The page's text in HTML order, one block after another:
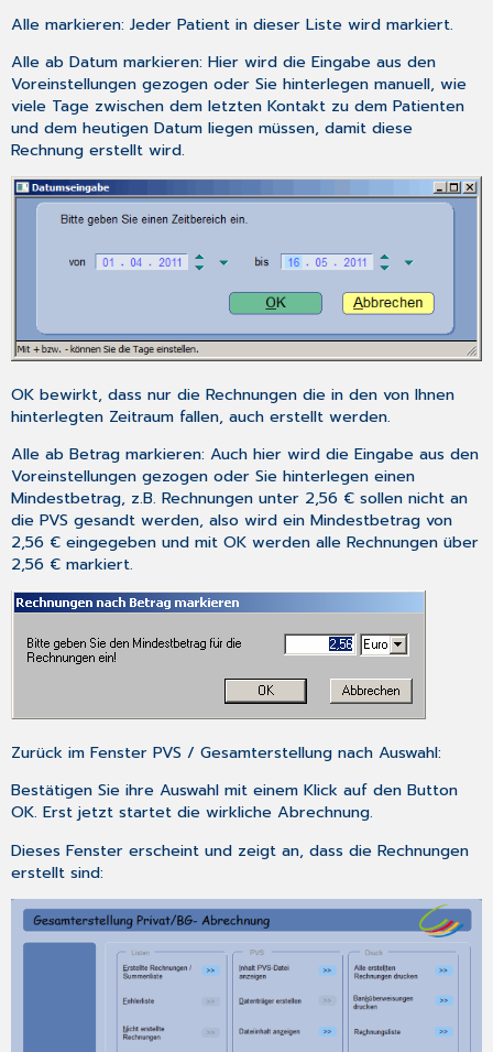
Alle markieren: Jeder Patient in dieser Liste wird markiert.
Alle ab Datum markieren: Hier wird die Eingabe aus den
Voreinstellungen gezogen oder Sie hinterlegen manuell, wie
viele Tage zwischen dem letzten Kontakt zu dem Patienten
und dem heutigen Datum liegen müssen, damit diese
Rechnung erstellt wird.
OK bewirkt, dass nur die Rechnungen die in den von Ihnen
hinterlegten Zeitraum fallen, auch erstellt werden.
Alle ab Betrag markieren: Auch hier wird die Eingabe aus den
Voreinstellungen gezogen oder Sie hinterlegen einen
Mindestbetrag, z.B. Rechnungen unter 2,56 € sollen nicht an
die PVS gesandt werden, also wird ein Mindestbetrag von
2,56 € eingegeben und mitOK werden alle Rechnungen über
2,56 € markiert.
Zurück im Fenster PVS / Gesamterstellung nach Auswahl:
Bestätigen Sie ihre Auswahl mit einem Klick auf den Button
OK. Erst jetzt startet die wirkliche Abrechnung.
Dieses Fenster erscheint und zeigt an, dass die Rechnungen
erstellt sind: